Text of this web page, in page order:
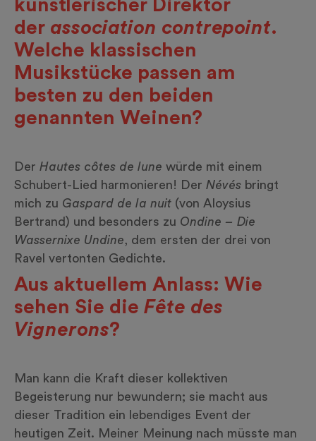
künstlerischer Direktor
der association contrepoint.
Welche klassischen
Musikstücke passen am
besten zu den beiden
genannten Weinen?
Der Hautes côtes de lune würde mit einem
Schubert-Lied harmonieren! Der Névés bringt
mich zu Gaspard de la nuit (von Aloysius
Bertrand) und besonders zu Ondine – Die
Wassernixe Undine, dem ersten der drei von
Ravel vertonten Gedichte.
Aus aktuellem Anlass: Wie
sehen Sie die Fête des
Vignerons?
Man kann die Kraft dieser kollektiven
Begeisterung nur bewundern; sie macht aus
dieser Tradition ein lebendiges Event der
heutigen Zeit. Meiner Meinung nach müsste man